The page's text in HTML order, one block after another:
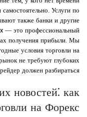
Услуги по
также банки и другие
— это профессиональный
получения прибыли. Мы
условия торговли на
не требуют глубоких
должен разбираться.
новостей⁚ как
на Форекс